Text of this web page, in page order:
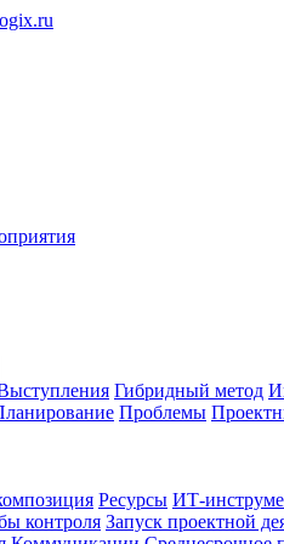
Гибридный метод
Проблемы
Ресурсы ИТ-
контроля Запуск проектной